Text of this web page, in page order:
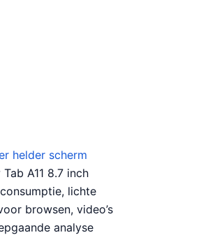
helder scherm
A11 8.7 inch
lichte
browsen, video’s
analyse